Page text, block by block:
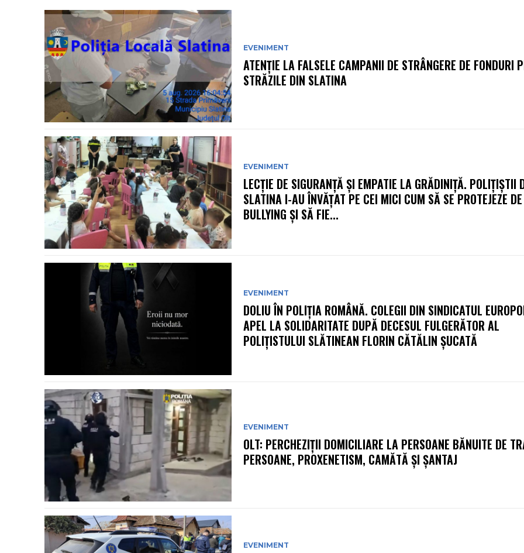
EVENIMENT
ATENȚIE LA FALSELE CAMPANII DE STRÂNGERE DE FONDURI
STRĂZILE DIN SLATINA
EVENIMENT
LECȚIE DE SIGURANȚĂ ȘI EMPATIE LA GRĂDINIȚĂ. POLIȚIȘTII
SLATINA I-AU ÎNVĂȚAT PE CEI MICI CUM SĂ SE PROTEJEZE DE
BULLYING ȘI SĂ FIE...
EVENIMENT
DOLIU ÎN POLIȚIA ROMÂNĂ. COLEGII DIN SINDICATUL
APEL LA SOLIDARITATE DUPĂ DECESUL FULGERĂTOR AL
POLIȚISTULUI SLĂTINEAN FLORIN CĂTĂLIN ȘUCATĂ
EVENIMENT
OLT: PERCHEZIŢII DOMICILIARE LA PERSOANE BĂNUITE DE
PERSOANE, PROXENETISM, CAMĂTĂ ŞI ŞANTAJ
EVENIMENT